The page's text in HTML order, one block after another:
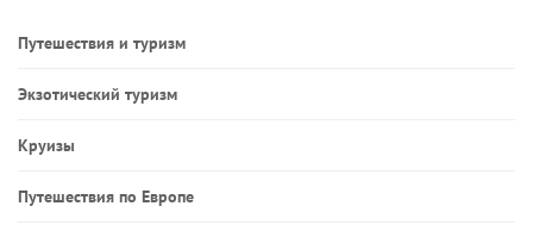
Путешествия и туризм
Экзотический туризм
Круизы
Путешествия по Европе